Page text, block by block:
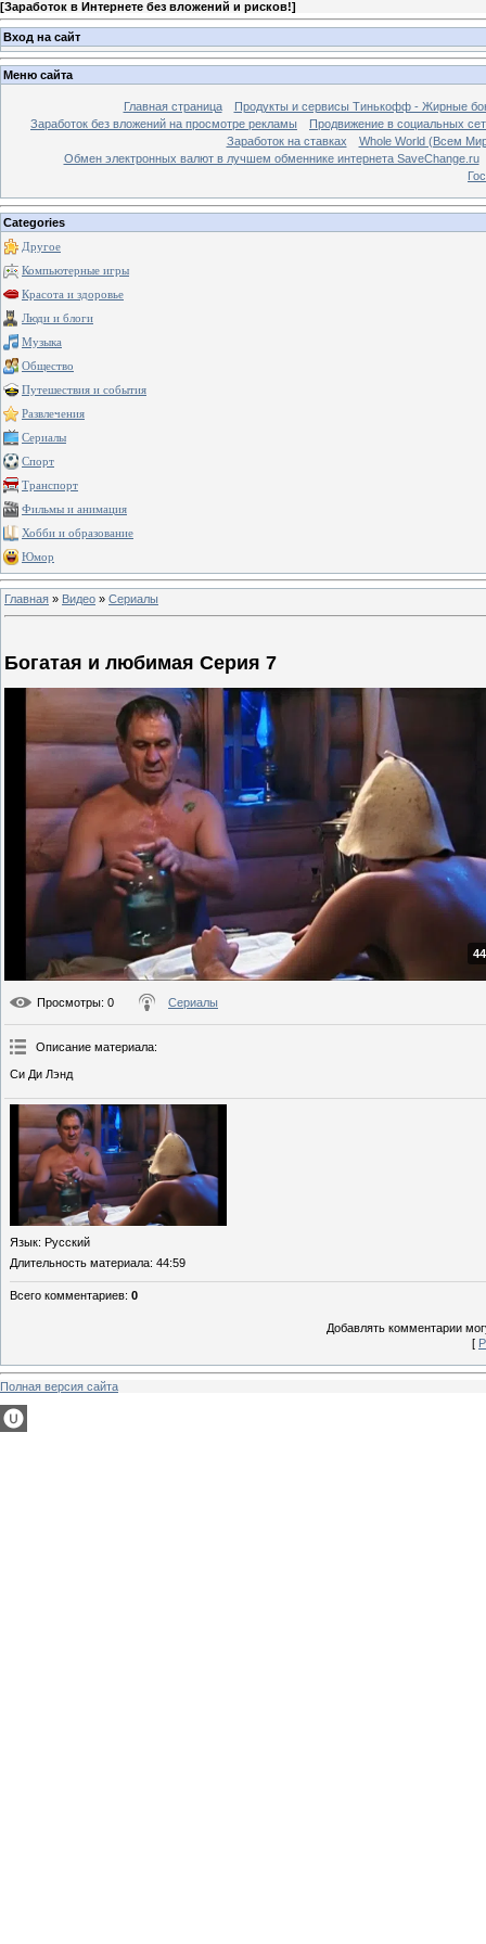
[Заработок в Интернете без вложений и рисков!]
Вход на сайт
Меню сайта
Главная страница
Продукты и сервисы Тинькофф - Жирные
Заработок без вложений на просмотре рекламы
Продвижение в социальных
Заработок на ставках
Whole World (Всем
Обмен электронных валют в лучшем обменнике интернета SaveChange.ru
Categories
Другое
Компьютерные игры
Красота и здоровье
Люди и блоги
Музыка
Общество
Путешествия и события
Развлечения
Сериалы
Спорт
Транспорт
Фильмы и анимация
Хобби и образование
Юмор
Главная » Видео » Сериалы
Богатая и любимая Серия 7
Просмотры: 0 Сериалы
Описание материала:
Си Ди Лэнд
Язык: Русский
Длительность материала: 44:59
Всего комментариев: 0
Добавлять комментарии
[
Полная версия сайта